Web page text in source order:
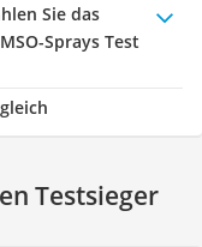
Sie das
Sprays Test
Testsieger